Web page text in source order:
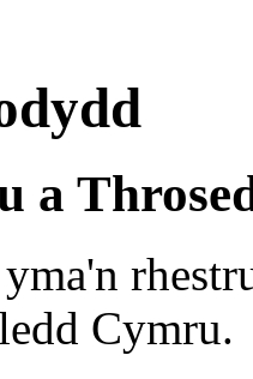
a
Cymru.